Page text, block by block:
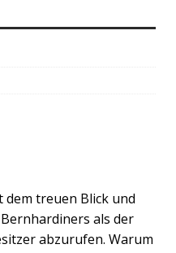
dem treuen Blick und
als der
abzurufen. Warum